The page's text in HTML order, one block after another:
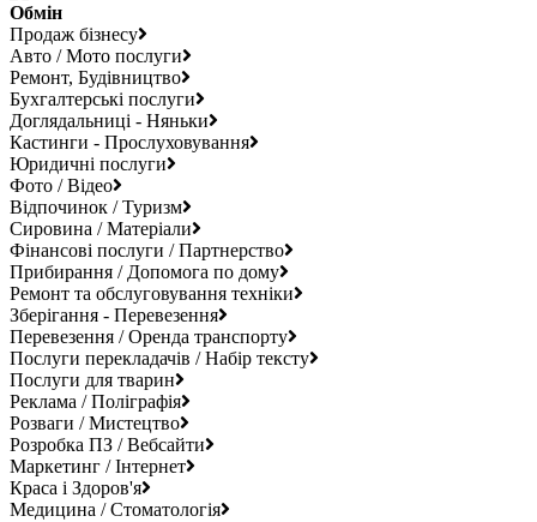
Обмін
Продаж бізнесу
Авто / Мото послуги
Ремонт, Будівництво
Бухгалтерські послуги
Доглядальниці - Няньки
Кастинги - Прослуховування
Юридичні послуги
Фото / Відео
Відпочинок / Туризм
Сировина / Матеріали
Фінансові послуги / Партнерство
Прибирання / Допомога по дому
Ремонт та обслуговування техніки
Зберігання - Перевезення
Перевезення / Оренда транспорту
Послуги перекладачів / Набір тексту
Послуги для тварин
Реклама / Поліграфія
Розваги / Мистецтво
Розробка ПЗ / Вебсайти
Маркетинг / Інтернет
Краса і Здоров'я
Медицина / Стоматологія